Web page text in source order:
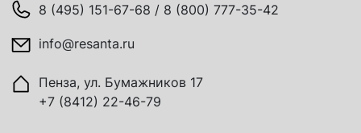
8 (495) 151-67-68 / 8 (800) 777-35-42
info@resanta.ru
Пенза, ул. Бумажников 17
+7 (8412) 22-46-79